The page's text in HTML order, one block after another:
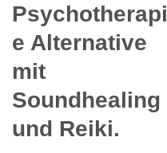
Psychotherapi
e Alternative
mit
Soundhealing
und Reiki.